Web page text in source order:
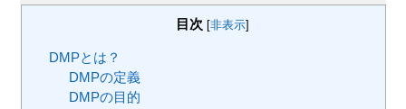
目次 [非表示]
DMPとは？
DMPの定義
DMPの目的